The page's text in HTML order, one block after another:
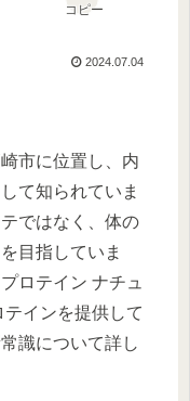
コピー
2024.07.04
市に位置し、内
て知られていま
ではなく、体の
目指していま
ロテイン ナチュ
インを提供して
識について詳し